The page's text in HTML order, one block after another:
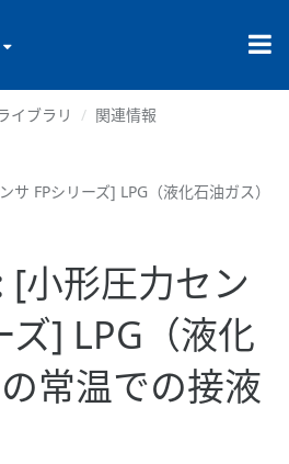
イブラリ
関連情報
FPシリーズ] LPG（液化石油ガス）
小形圧力セン
ズ] LPG（液化
常温での接液